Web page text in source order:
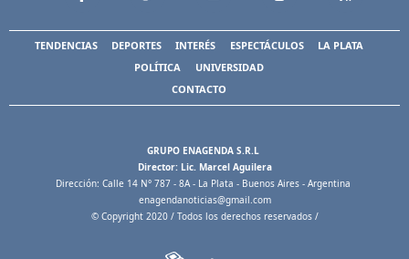
TENDENCIAS DEPORTES INTERÉS ESPECTÁCULOS
LA PLATA
POLÍTICA
UNIVERSIDAD
CONTACTO
GRUPO ENAGENDA S.R.L
Director: Lic. Marcel Aguilera
Dirección: Calle 14 N° 787 - 8A - La Plata - Buenos Aires - Argentina
enagendanoticias@gmail.com
© Copyright 2020 / Todos los derechos reservados /